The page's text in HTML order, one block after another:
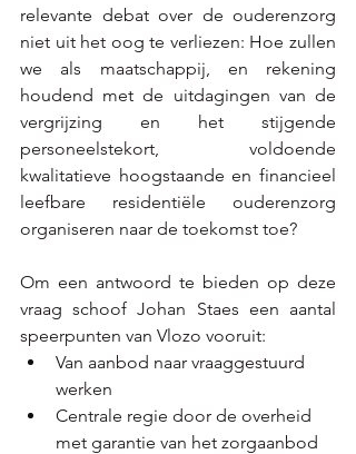
relevante debat over de ouderenzorg
niet uit het oog te verliezen: Hoe zullen
we als maatschappij, en rekening
houdend met de uitdagingen van de
vergrijzing en het stijgende
personeelstekort, voldoende
kwalitatieve hoogstaande en financieel
leefbare residentiële ouderenzorg
organiseren naar de toekomst toe?
Om een antwoord te bieden op deze
vraag schoof Johan Staes een aantal
speerpunten van Vlozo vooruit:
Van aanbod naar vraaggestuurd
werken​
Centrale regie door de overheid
met garantie van het zorgaanbod